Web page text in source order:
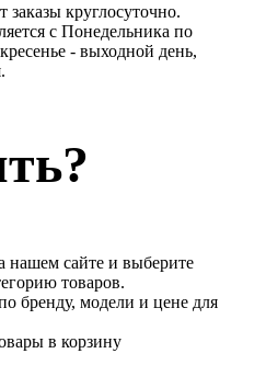
заказы круглосуточно.
с Понедельника по
- выходной день,
нашем сайте и выберите
товаров.
бренду, модели и цене для
в корзину